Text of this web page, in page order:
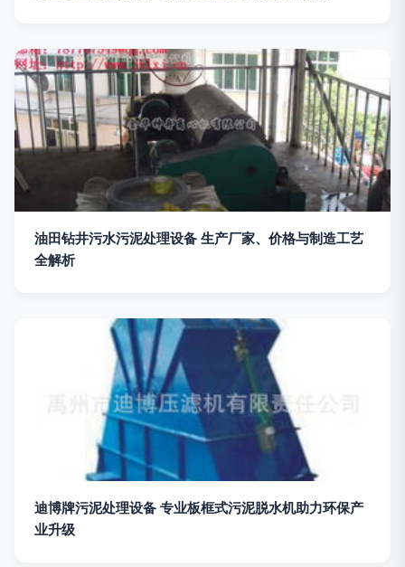
油田钻井污水污泥处理设备 生产厂家、价格与制造工艺
全解析
迪博牌污泥处理设备 专业板框式污泥脱水机助力环保产
业升级